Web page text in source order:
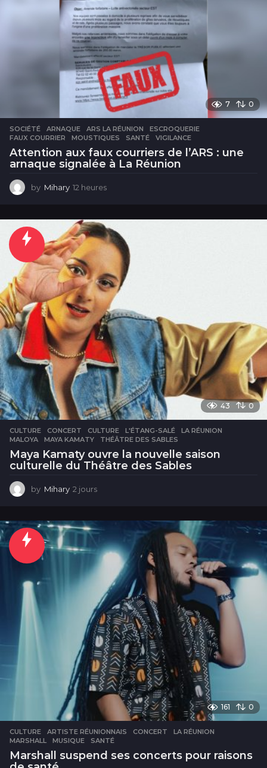
7 0
SOCIÉTÉ ARNAQUE ,ARS LA RÉUNION ,ESCROQUERIE
FAUX COURRIER
,MOUSTIQUES ,SANTÉ ,VIGILANCE
Attention aux faux courriers de l’ARS : une
arnaque signalée à La Réunion
by Mihary 12 heures
e
u
r
s
43 0
CULTURE CONCERT ,CULTURE ,L'ÉTANG-SALÉ ,LA RÉUNION
MALOYA
,MAYA KAMATY ,THÉÂTRE DES SABLES
Maya Kamaty ouvre la nouvelle saison
culturelle du Théâtre des Sables
by Mihary 2 jours
u
r
s
161 0
CULTURE ARTISTE RÉUNIONNAIS ,CONCERT ,LA RÉUNION
MARSHALL
,MUSIQUE ,SANTÉ
Marshall suspend ses concerts pour raisons